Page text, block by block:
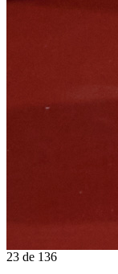
23 de 136